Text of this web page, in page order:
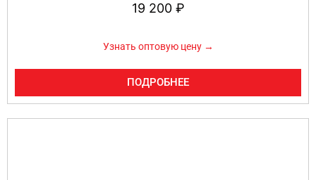
19 200 ₽
Узнать оптовую цену →
ПОДРОБНЕЕ